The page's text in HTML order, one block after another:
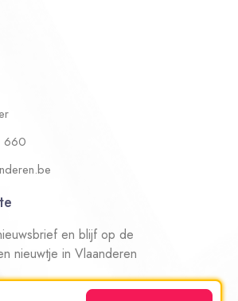
660
en blijf op de
nieuwtje in Vlaanderen